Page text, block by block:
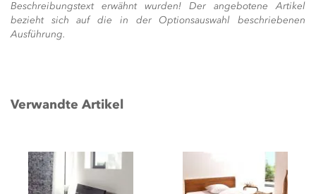
Beschreibungstext erwähnt wurden! Der angebotene Artikel
bezieht sich auf die in der Optionsauswahl beschriebenen
Ausführung.
Verwandte Artikel